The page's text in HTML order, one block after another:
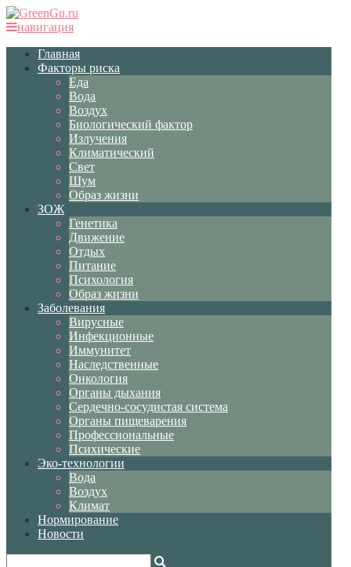
навигация
Главная
Факторы риска
Еда
Вода
Воздух
Биологический фактор
Излучения
Климатический
Свет
Шум
Образ жизни
ЗОЖ
Генетика
Движение
Отдых
Питание
Психология
Образ жизни
Заболевания
Вирусные
Инфекционные
Иммунитет
Наследственные
Онкология
Органы дыхания
Сердечно-сосудистая система
Органы пищеварения
Профессиональные
Психические
Эко-технологии
Вода
Воздух
Климат
Нормирование
Новости